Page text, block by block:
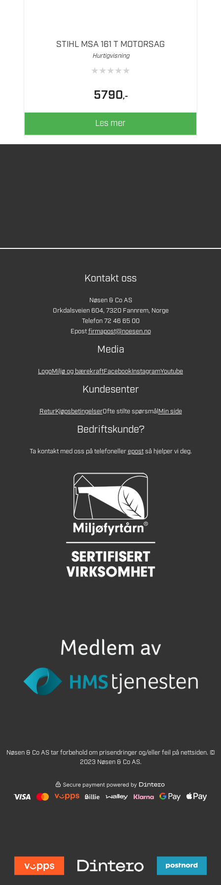
STIHL MSA 161 T MOTORSAG
Hurtigvisning
★★★★★
5790,-
Les mer
Kontakt oss
Nøsen & Co AS
Orkdalsveien 604, 7320 Fannrem, Norge
Telefon 72 46 65 00
Epostfirmapost@noesen.no
Media
LogoMiljø og bærekraftFacebookInstagramYoutube
Kundesenter
ReturKjøpsbetingelserOfte stilte spørsmålMin side
Bedriftskunde?
Ta kontakt med oss på telefonellerepostså hjelper vi deg.
Nøsen & Co AS tar forbehold om prisendringer og/eller feil på nettsiden. ©
2023 Nøsen & Co AS.